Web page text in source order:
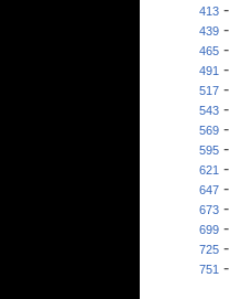
413-
439-
465-
491 -
517-
543-
569-
595 -
621-
647-
673-
699 -
725-
751-